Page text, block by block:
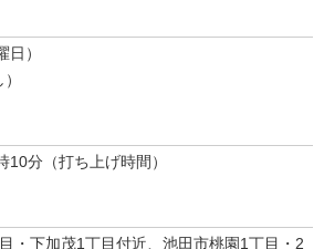
）
分（打ち上げ時間）
・下加茂1丁目付近、池田市桃園1丁目・2